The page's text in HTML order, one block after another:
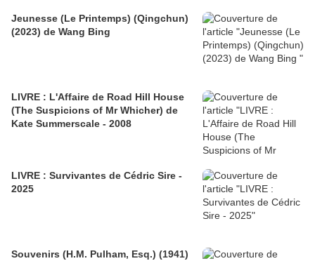
Jeunesse (Le Printemps) (Qingchun)
(2023) de Wang Bing
LIVRE : L'Affaire de Road Hill House
(The Suspicions of Mr Whicher) de
Kate Summerscale - 2008
LIVRE : Survivantes de Cédric Sire -
2025
Souvenirs (H.M. Pulham, Esq.) (1941)